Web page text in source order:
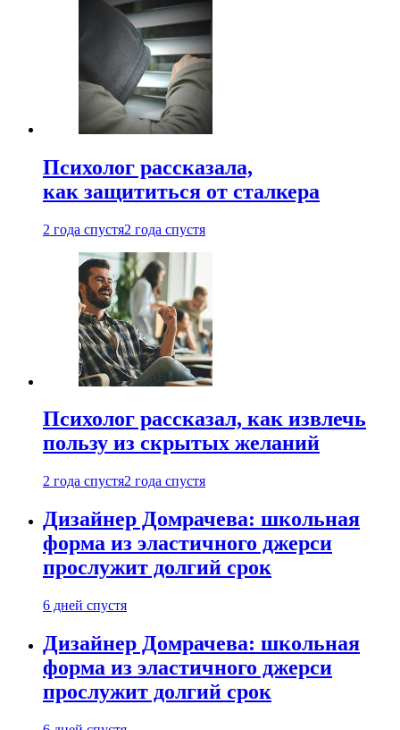
Психолог рассказала,
как защититься от сталкера
2 года спустя2 года спустя
Психолог рассказал, как извлечь
пользу из скрытых желаний
2 года спустя2 года спустя
Дизайнер Домрачева: школьная
форма из эластичного джерси
прослужит долгий срок
6 дней спустя
Дизайнер Домрачева: школьная
форма из эластичного джерси
прослужит долгий срок